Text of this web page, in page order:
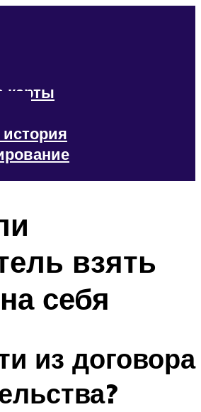
карты
взять
себя
из договора